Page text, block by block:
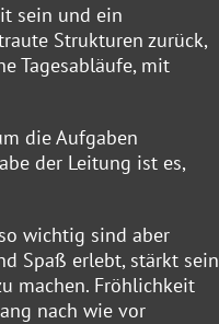
sein und ein
Strukturen zurück,
Tagesabläufe, mit
die Aufgaben
der Leitung ist es,
wichtig sind aber
Spaß erlebt, stärkt sein
machen. Fröhlichkeit
nach wie vor